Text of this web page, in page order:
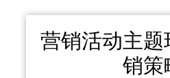
营销活动主
销策